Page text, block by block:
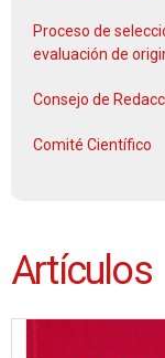
Proceso de
evaluación de
Consejo de
Comité Científico
Artículos